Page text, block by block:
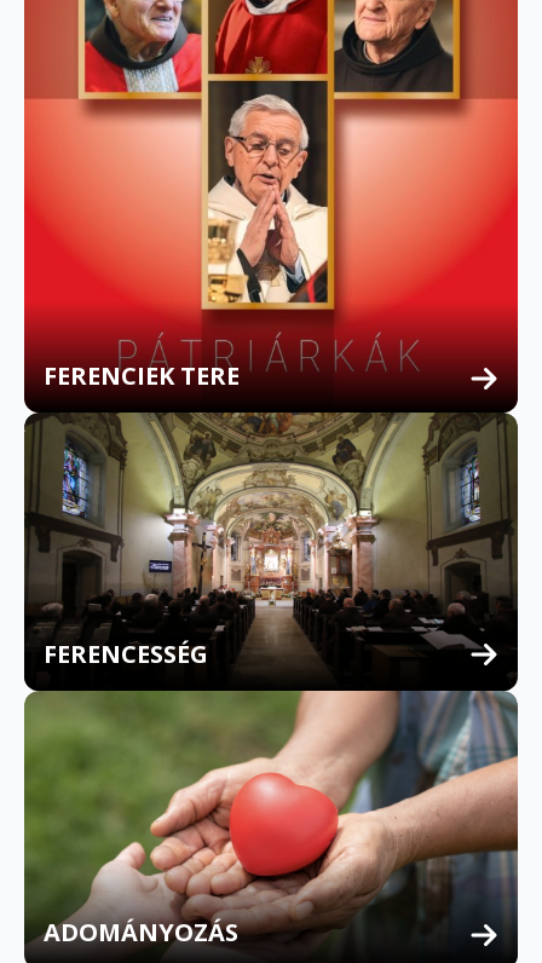
FERENCIEK TERE
FERENCESSÉG
MULTILINGUAL CONFESSION
ADOMÁNYOZÁS